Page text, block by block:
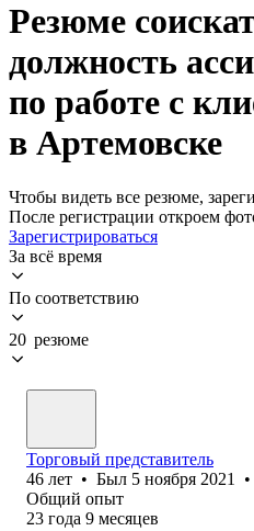
Резюме
должность
по работе с
в Артемовске
Чтобы видеть все резюме,
После регистрации откроем
Зарегистрироваться
За всё время
По соответствию
20 резюме
Торговый представитель
46 лет • Был 5 ноября 2021 •
Общий опыт
23 года 9 месяцев